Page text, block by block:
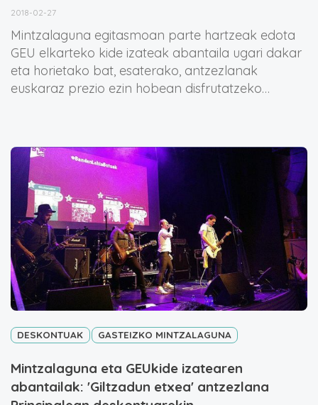
2018-02-27
Mintzalaguna egitasmoan parte hartzeak edota
GEU elkarteko kide izateak abantaila ugari dakar
eta horietako bat, esaterako, antzezlanak
euskaraz prezio ezin hobean disfrutatzeko…
DESKONTUAK GASTEIZKO MINTZALAGUNA
Mintzalaguna eta GEUkide izatearen
abantailak: 'Giltzadun etxea' antzezlana